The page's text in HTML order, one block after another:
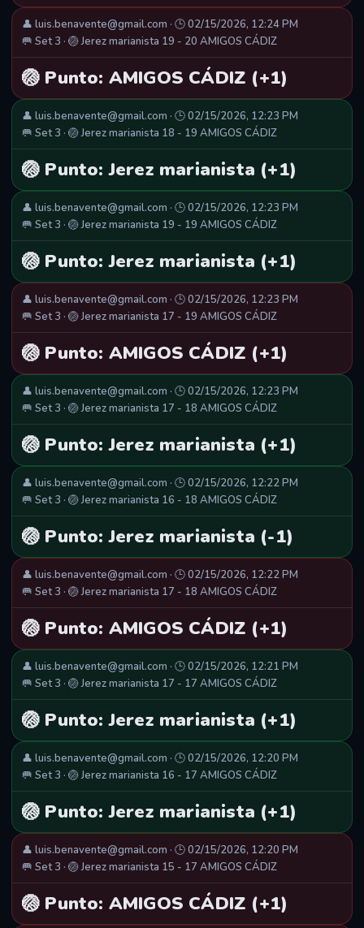
👤 luis.benavente@gmail.com · 🕒 02/15/2026, 12:24 PM
🥅 Set 3 · 🏐 Jerez marianista 19 - 20 AMIGOS CÁDIZ
🏐 Punto: AMIGOS CÁDIZ (+1)
👤 luis.benavente@gmail.com · 🕒 02/15/2026, 12:23 PM
🥅 Set 3 · 🏐 Jerez marianista 18 - 19 AMIGOS CÁDIZ
🏐 Punto: Jerez marianista (+1)
👤 luis.benavente@gmail.com · 🕒 02/15/2026, 12:23 PM
🥅 Set 3 · 🏐 Jerez marianista 19 - 19 AMIGOS CÁDIZ
🏐 Punto: Jerez marianista (+1)
👤 luis.benavente@gmail.com · 🕒 02/15/2026, 12:23 PM
🥅 Set 3 · 🏐 Jerez marianista 17 - 19 AMIGOS CÁDIZ
🏐 Punto: AMIGOS CÁDIZ (+1)
👤 luis.benavente@gmail.com · 🕒 02/15/2026, 12:23 PM
🥅 Set 3 · 🏐 Jerez marianista 17 - 18 AMIGOS CÁDIZ
🏐 Punto: Jerez marianista (+1)
👤 luis.benavente@gmail.com · 🕒 02/15/2026, 12:22 PM
🥅 Set 3 · 🏐 Jerez marianista 16 - 18 AMIGOS CÁDIZ
🏐 Punto: Jerez marianista (-1)
👤 luis.benavente@gmail.com · 🕒 02/15/2026, 12:22 PM
🥅 Set 3 · 🏐 Jerez marianista 17 - 18 AMIGOS CÁDIZ
🏐 Punto: AMIGOS CÁDIZ (+1)
👤 luis.benavente@gmail.com · 🕒 02/15/2026, 12:21 PM
🥅 Set 3 · 🏐 Jerez marianista 17 - 17 AMIGOS CÁDIZ
🏐 Punto: Jerez marianista (+1)
👤 luis.benavente@gmail.com · 🕒 02/15/2026, 12:20 PM
🥅 Set 3 · 🏐 Jerez marianista 16 - 17 AMIGOS CÁDIZ
🏐 Punto: Jerez marianista (+1)
👤 luis.benavente@gmail.com · 🕒 02/15/2026, 12:20 PM
🥅 Set 3 · 🏐 Jerez marianista 15 - 17 AMIGOS CÁDIZ
🏐 Punto: AMIGOS CÁDIZ (+1)